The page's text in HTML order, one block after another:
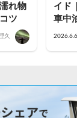
れ物
ツ
久
イド
車中
2026.6.6